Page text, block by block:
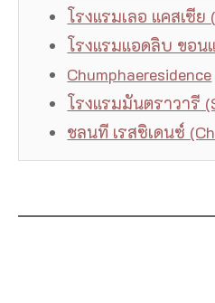
โรงแรมเลอ แคสเซีย
โรงแรมแอดลิบ ขอน
Chumphaeresidence
โรงแรมมันตราวารี
ชลนที เรสซิเดนซ์